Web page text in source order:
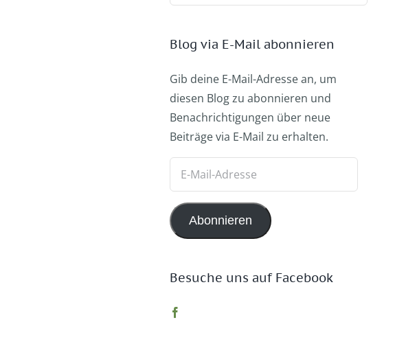
Blog via E-Mail abonnieren
Gib deine E-Mail-Adresse an, um
diesen Blog zu abonnieren und
Benachrichtigungen über neue
Beiträge via E-Mail zu erhalten.
Adresse
Abonnieren
Besuche uns auf Facebook